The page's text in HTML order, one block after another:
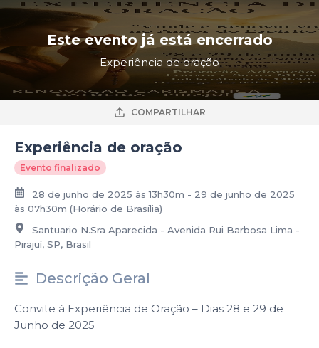
Este evento já está encerrado
Experiência de oração
COMPARTILHAR
Experiência de oração
Evento finalizado
28 de junho de 2025 às 13h30m - 29 de junho de 2025
às 07h30m (Horário de Brasília)
Santuario N.Sra Aparecida - Avenida Rui Barbosa Lima -
Pirajuí, SP, Brasil
Descrição Geral
Convite à Experiência de Oração – Dias 28 e 29 de
Junho de 2025